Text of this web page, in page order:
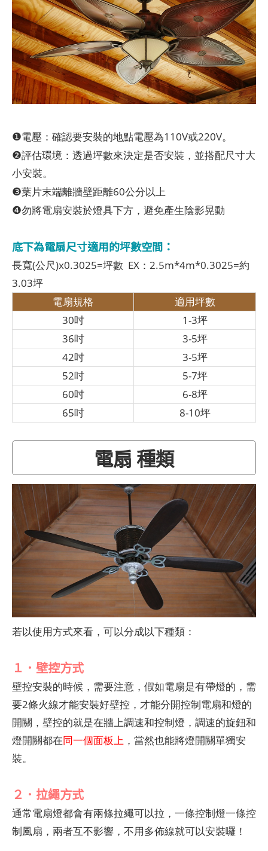
❶電壓：確認要安裝的地點電壓為110V或220V。
❷評估環境：透過坪數來決定是否安裝，並搭配尺寸大
小安裝。
❸葉片末端離牆壁距離60公分以上
❹勿將電扇安裝於燈具下方，避免產生陰影晃動
底下為電扇尺寸適用的坪數空間：
長寬(公尺)x0.3025=坪數 EX：2.5m*4m*0.3025=約
3.03坪
電扇規格
適用坪數
30吋
1-3坪
36吋
3-5坪
42吋
3-5坪
52吋
5-7坪
60吋
6-8坪
65吋
8-10坪
電扇 種類
若以使用方式來看，可以分成以下種類：
１．壁控方式
壁控安裝的時候，需要注意，假如電扇是有帶燈的，需
要2條火線才能安裝好壁控，才能分開控制電扇和燈的
開關，壁控的就是在牆上調速和控制燈，調速的旋鈕和
燈開關都在同一個面板上 ，當然也能將燈開關單獨安
裝。
２．拉繩方式
通常電扇燈都會有兩條拉繩可以拉，一條控制燈一條控
制風扇，兩者互不影響，不用多佈線就可以安裝囉！